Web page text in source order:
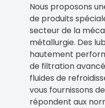
Nous proposons
de produits
secteur de la
métallurgie. Des
hautement
de filtration
fluides de
vous fournissons
répondent aux